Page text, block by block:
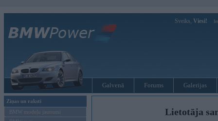
Sveiks, Viesi!
Galvenā Forums Galerijas
Ziņas un raksti
BMW modeļu jaunumi
Lietotāja